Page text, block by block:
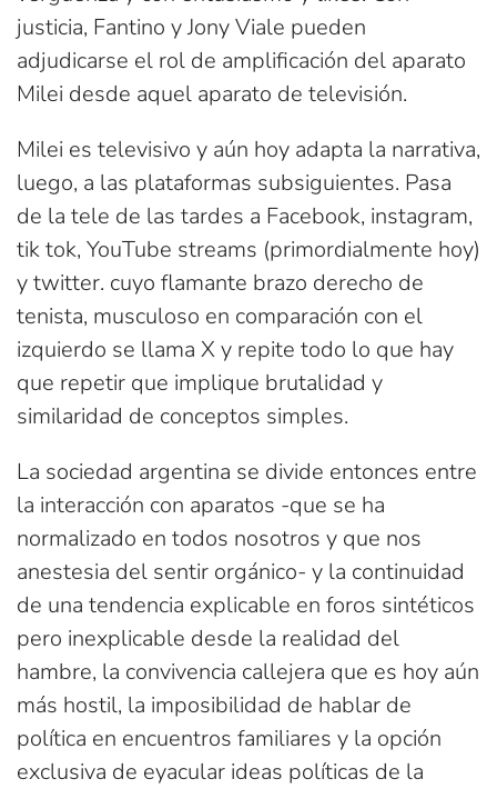
justicia, Fantino y Jony Viale pueden
adjudicarse el rol de amplificación del aparato
Milei desde aquel aparato de televisión.
Milei es televisivo y aún hoy adapta la narrativa,
luego, a las plataformas subsiguientes. Pasa
de la tele de las tardes a Facebook, instagram,
tik tok, YouTube streams (primordialmente hoy)
y twitter. cuyo flamante brazo derecho de
tenista, musculoso en comparación con el
izquierdo se llama X y repite todo lo que hay
que repetir que implique brutalidad y
similaridad de conceptos simples.
La sociedad argentina se divide entonces entre
la interacción con aparatos -que se ha
normalizado en todos nosotros y que nos
anestesia del sentir orgánico- y la continuidad
de una tendencia explicable en foros sintéticos
pero inexplicable desde la realidad del
hambre, la convivencia callejera que es hoy aún
más hostil, la imposibilidad de hablar de
política en encuentros familiares y la opción
exclusiva de eyacular ideas políticas de la